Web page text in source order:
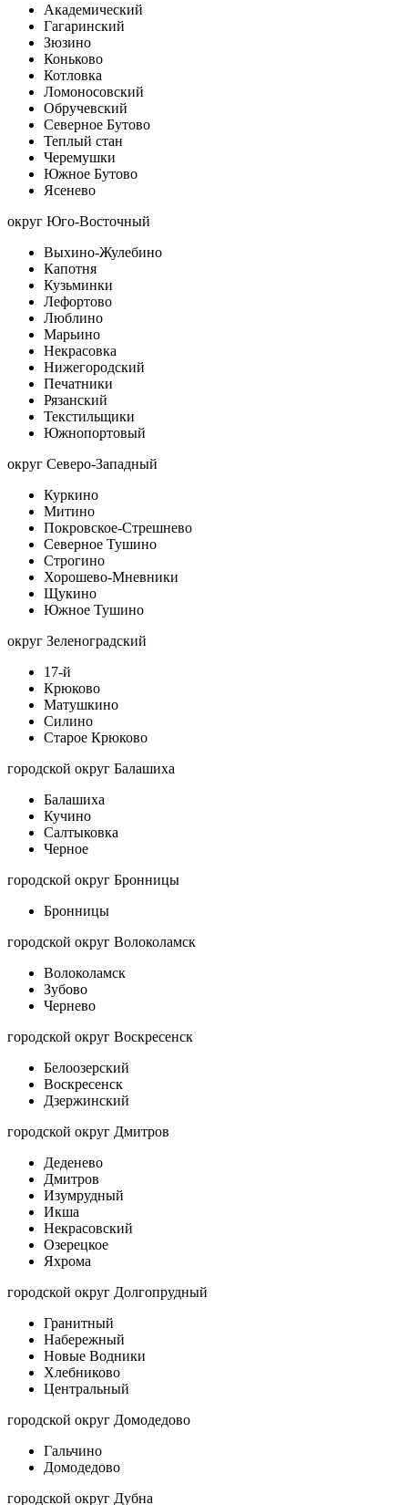
Академический
Гагаринский
Зюзино
Коньково
Котловка
Ломоносовский
Обручевский
Северное Бутово
Теплый стан
Черемушки
Южное Бутово
Ясенево
округ Юго-Восточный
Выхино-Жулебино
Капотня
Кузьминки
Лефортово
Люблино
Марьино
Некрасовка
Нижегородский
Печатники
Рязанский
Текстильщики
Южнопортовый
округ Северо-Западный
Куркино
Митино
Покровское-Стрешнево
Северное Тушино
Строгино
Хорошево-Мневники
Щукино
Южное Тушино
округ Зеленоградский
17-й
Крюково
Матушкино
Силино
Старое Крюково
городской округ Балашиха
Балашиха
Кучино
Салтыковка
Черное
городской округ Бронницы
Бронницы
городской округ Волоколамск
Волоколамск
Зубово
Чернево
городской округ Воскресенск
Белоозерский
Воскресенск
Дзержинский
городской округ Дмитров
Деденево
Дмитров
Изумрудный
Икша
Некрасовский
Озерецкое
Яхрома
городской округ Долгопрудный
Гранитный
Набережный
Новые Водники
Хлебниково
Центральный
городской округ Домодедово
Гальчино
Домодедово
городской округ Дубна